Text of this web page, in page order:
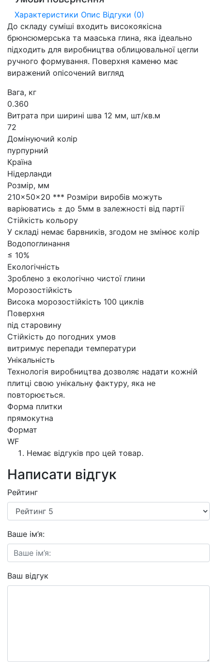
Характеристики Опис Відгуки (0)
До складу суміші входить високоякісна
брюнсюмерська та мааська глина, яка ідеально
підходить для виробництва облицювальної цегли
ручного формування. Поверхня каменю має
виражений опісочений вигляд
Вага, кг
0.360
Витрата при ширині шва 12 мм, шт/кв.м
72
Домінуючий колір
пурпурний
Країна
Нідерланди
Розмір, мм
210x50x20 *** Розміри виробів можуть
варіюватись ± до 5мм в залежності від партії
Стійкість кольору
У складі немає барвників, згодом не змінює колір
Водопоглинання
≤ 10%
Екологічність
Зроблено з екологічно чистої глини
Морозостійкість
Висока морозостійкість 100 циклів
Поверхня
під старовину
Стійкість до погодних умов
витримує перепади температури
Унікальність
Технологія виробництва дозволяє надати кожній
плитці свою унікальну фактуру, яка не
повторюється.
Форма плитки
прямокутна
Формат
WF
Немає відгуків про цей товар.
Написати відгук
Рейтинг
Ваше ім’я:
Ваш відгук